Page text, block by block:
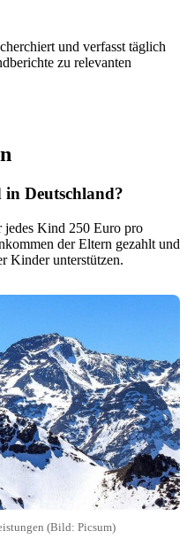
und verfasst täglich
zu relevanten
Deutschland?
jedes Kind 250 Euro pro
der Eltern gezahlt und
Kinder unterstützen.
(Bild: Picsum)